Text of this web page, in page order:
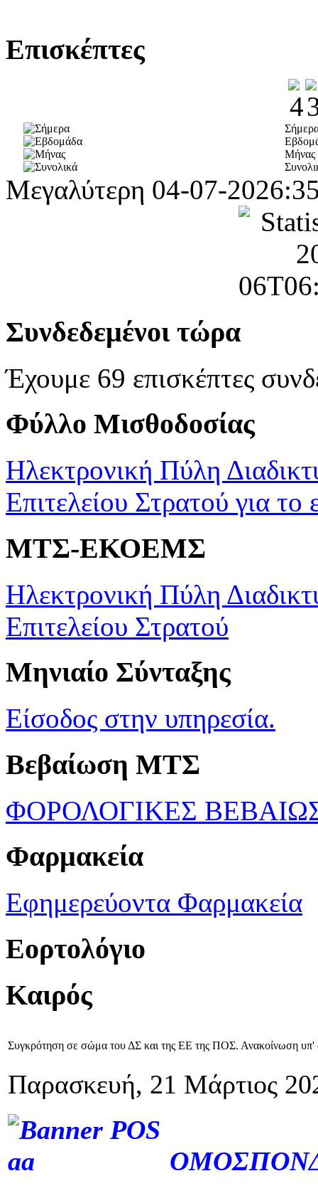
Επισκέπτες
Μήνας
Μεγαλύτερη 04-07-
Συνδεδεμένοι τώρα
Έχουμε 69 επισκέπτες
Φύλλο Μισθοδοσίας
Ηλεκτρονική Πύλη
Επιτελείου Στρατού για το
ΜΤΣ-ΕΚΟΕΜΣ
Ηλεκτρονική Πύλη
Επιτελείου Στρατού
Μηνιαίο Σύνταξης
Είσοδος στην υπηρεσία.
Βεβαίωση ΜΤΣ
ΦΟΡΟΛΟΓΙΚΕΣ
Φαρμακεία
Εφημερεύοντα Φαρμακεία
Εορτολόγιο
Καιρός
Συγκρότηση σε σώμα του ΔΣ και της ΕΕ της ΠΟΣ. Ανακοίνωση υπ'
Παρασκευή, 21 Μάρτιος